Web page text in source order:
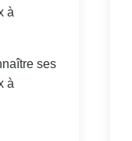
à
ses
à